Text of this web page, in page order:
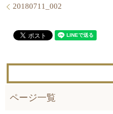
20180711_002